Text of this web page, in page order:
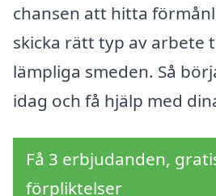
chansen att hitta
skicka rätt typ av arbete
lämpliga smeden. Så
idag och få hjälp med
Få 3 erbjudanden,
förpliktelser